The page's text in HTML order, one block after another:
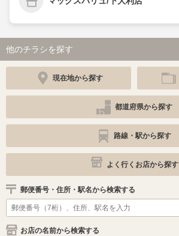
他のチラシを探す
現在地から探す
都道府県から探す
路線・駅から探す
よく行くお店から探す
郵便番号・住所・駅名から検索する
お店の名前から検索する